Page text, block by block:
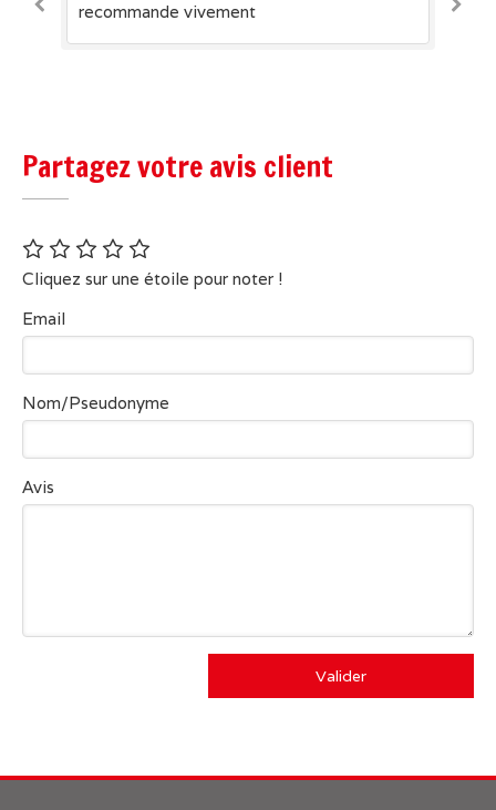
recommande vivement
Partagez votre avis client
Cliquez sur une étoile pour noter !
Email
Nom/Pseudonyme
Avis
Valider